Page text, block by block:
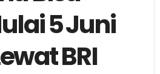
5 Juni
BRI